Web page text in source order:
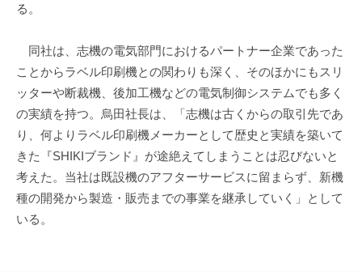
る。
同社は、志機の電気部門におけるパートナー企業であった
ことからラベル印刷機との関わりも深く、そのほかにもスリ
ッターや断裁機、後加工機などの電気制御システムでも多く
の実績を持つ。烏田社長は、「志機は古くからの取引先であ
り、何よりラベル印刷機メーカーとして歴史と実績を築いて
きた『SHIKIブランド』が途絶えてしまうことは忍びないと
考えた。当社は既設機のアフターサービスに留まらず、新機
種の開発から製造・販売までの事業を継承していく」として
いる。